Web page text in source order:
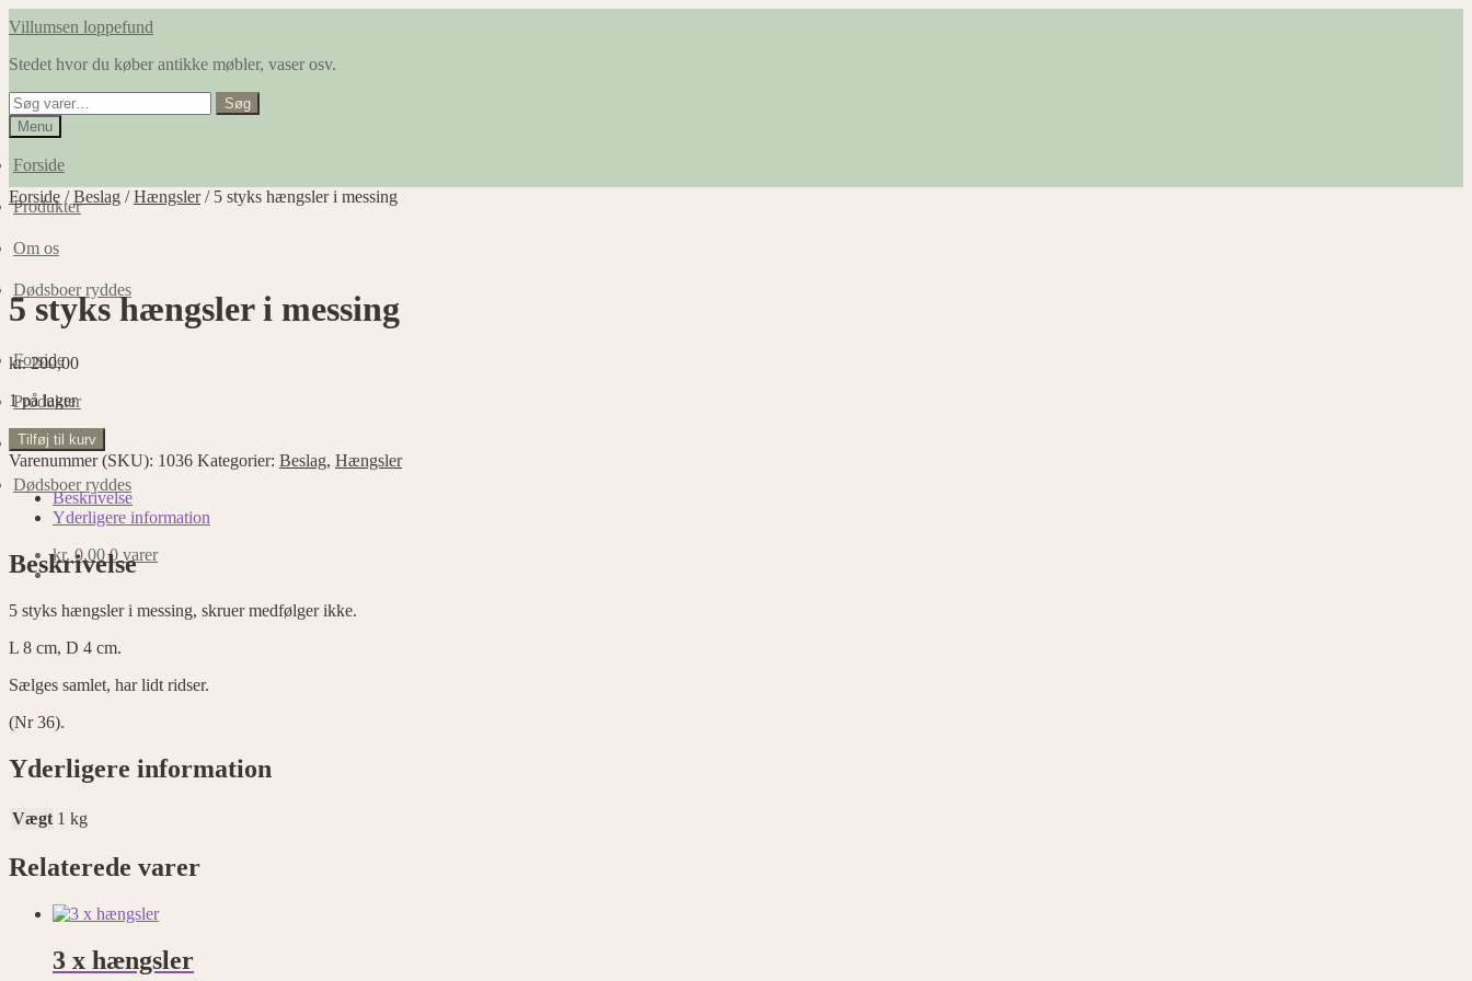
Spring
navigation
Spring
indhold
Villumsen loppefund
Stedet hvor du køber antikke møbler, vaser osv.
Søg
efter:
Søg
Menu
Forside
Produkter
Om os
Dødsboer ryddes
Forside
Produkter
Om os
Dødsboer ryddes
kr. 0,00 0 varer
Forside /Beslag /Hængsler/ 5 styks hængsler i messing
5 styks hængsler i messing
kr.200,00
1 på lager
styks
hængsler
messing
Tilføj til kurv
Varenummer (SKU): 1036 Kategorier: Beslag, Hængsler
Beskrivelse
Yderligere information
Beskrivelse
5 styks hængsler i messing, skruer medfølger ikke.
L 8 cm, D 4 cm.
Sælges samlet, har lidt ridser.
(Nr 36).
Yderligere information
Vægt 1 kg
Relaterede varer
3 x hængsler